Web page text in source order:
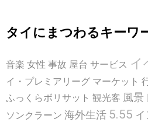
タイにまつわるキーワ
音楽 女性 事故 屋台 サービス イ
イ・プレミアリーグ マーケット
ふっくらボリサット 観光客 風景
ソンクラーン 海外生活 5.55